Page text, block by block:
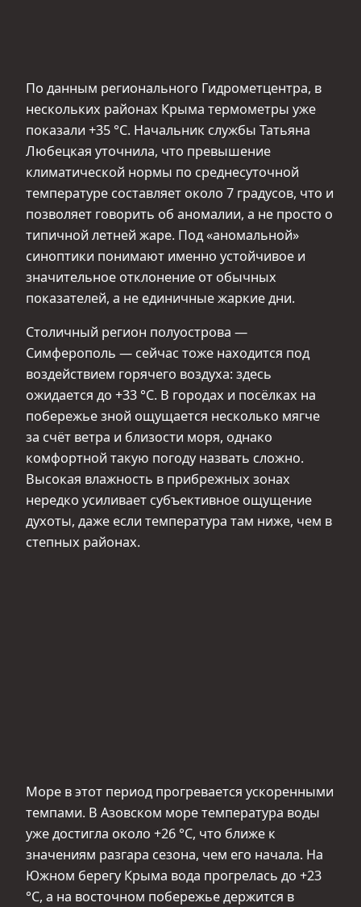
По данным регионального Гидрометцентра, в
нескольких районах Крыма термометры уже
показали +35 °С. Начальник службы Татьяна
Любецкая уточнила, что превышение
климатической нормы по среднесуточной
температуре составляет около 7 градусов, что и
позволяет говорить об аномалии, а не просто о
типичной летней жаре. Под «аномальной»
синоптики понимают именно устойчивое и
значительное отклонение от обычных
показателей, а не единичные жаркие дни.
Столичный регион полуострова —
Симферополь — сейчас тоже находится под
воздействием горячего воздуха: здесь
ожидается до +33 °С. В городах и посёлках на
побережье зной ощущается несколько мягче
за счёт ветра и близости моря, однако
комфортной такую погоду назвать сложно.
Высокая влажность в прибрежных зонах
нередко усиливает субъективное ощущение
духоты, даже если температура там ниже, чем в
степных районах.
Море в этот период прогревается ускоренными
темпами. В Азовском море температура воды
уже достигла около +26 °С, что ближе к
значениям разгара сезона, чем его начала. На
Южном берегу Крыма вода прогрелась до +23
°С, а на восточном побережье держится в